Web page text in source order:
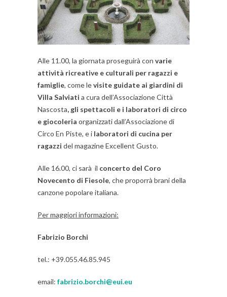
Alle 11.00, la giornata proseguirà con varie
attività ricreative e culturali per ragazzi e
famiglie, come levisite guidate ai giardini di
Villa Salviati a cura dell’Associazione Città
Nascosta, gli spettacoli e i laboratori di circo
e giocoleria organizzati dall’Associazione di
Circo En Piste, e i laboratori di cucina per
ragazzi del magazine Excellent Gusto.
Alle 16.00, ci sarà il concerto del Coro
Novecento di Fiesole, che proporrà brani della
canzone popolare italiana.
Per maggiori informazioni:
Fabrizio Borchi
tel.: +39.055.46.85.945
email: fabrizio.borchi@eui.eu